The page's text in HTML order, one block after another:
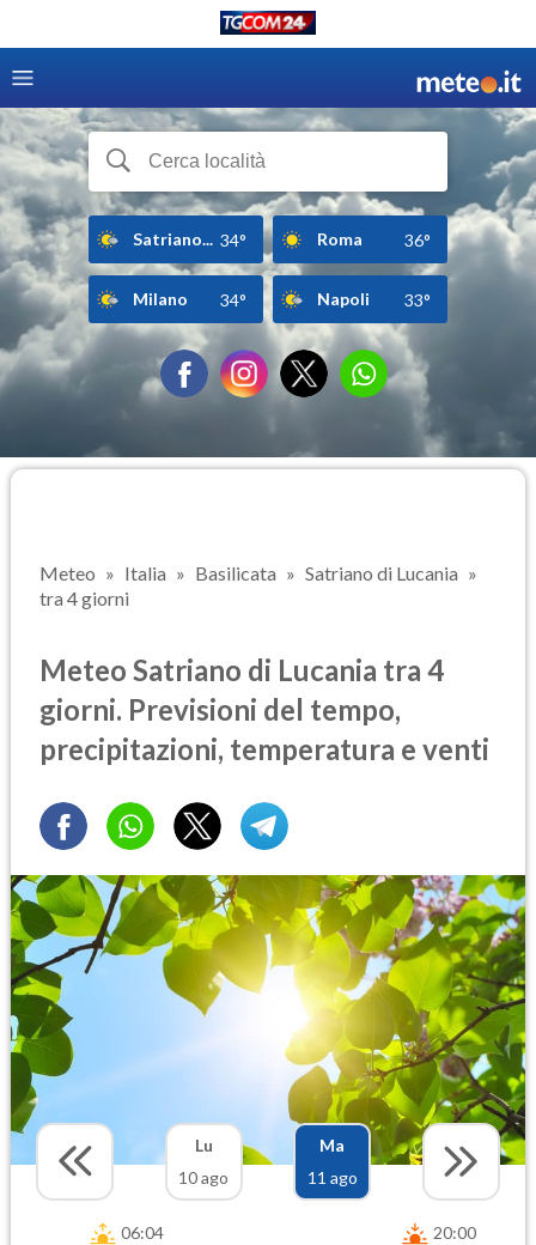
Satriano... 34° Roma 36°
Milano 34° Napoli 33°
Meteo Italia Basilicata
Satriano di Lucania
tra 4 giorni
Meteo Satriano di Lucania tra 4
giorni. Previsioni del tempo,
precipitazioni, temperatura e venti
Lu
10 ago
Ma
11 ago
06:04 20:00